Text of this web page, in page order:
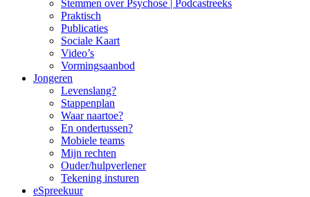
Stemmen over Psychose | Podcastreeks
Praktisch
Publicaties
Sociale Kaart
Video’s
Vormingsaanbod
Jongeren
Levenslang?
Stappenplan
Waar naartoe?
En ondertussen?
Mobiele teams
Mijn rechten
Ouder/hulpverlener
Tekening insturen
eSpreekuur